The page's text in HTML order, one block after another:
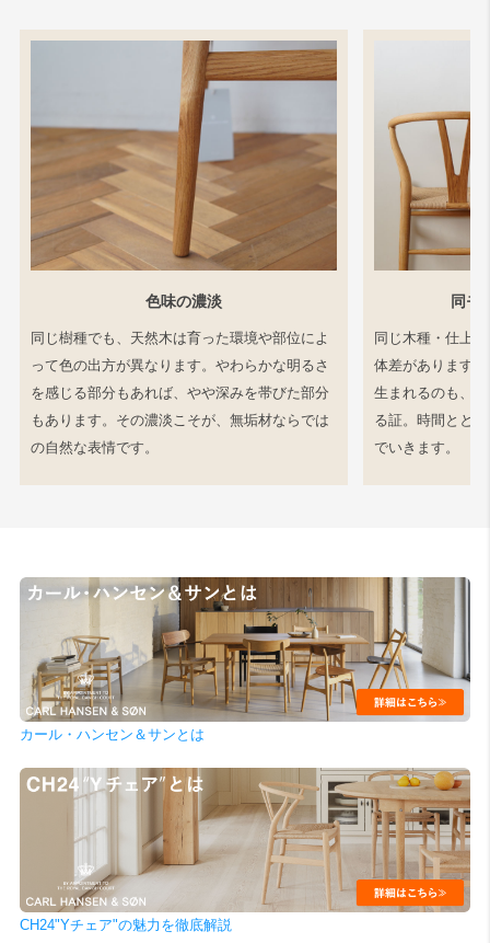
色味の濃淡
同じ樹種でも、天然木は育った環境や部位によ
って色の出方が異なります。やわらかな明るさ
を感じる部分もあれば、やや深みを帯びた部分
もあります。その濃淡こそが、無垢材ならでは
の自然な表情です。
同モ
同じ木種・仕上
体差があります
生まれるのも、
る証。時間とと
でいきます。
カール・ハンセン＆サンとは
CH24"Yチェア"の魅力を徹底解説